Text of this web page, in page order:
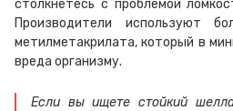
столкнетесь с проблемой
Производители используют
метилметакрилата, который в
вреда организму.
Если вы ищете стойкий